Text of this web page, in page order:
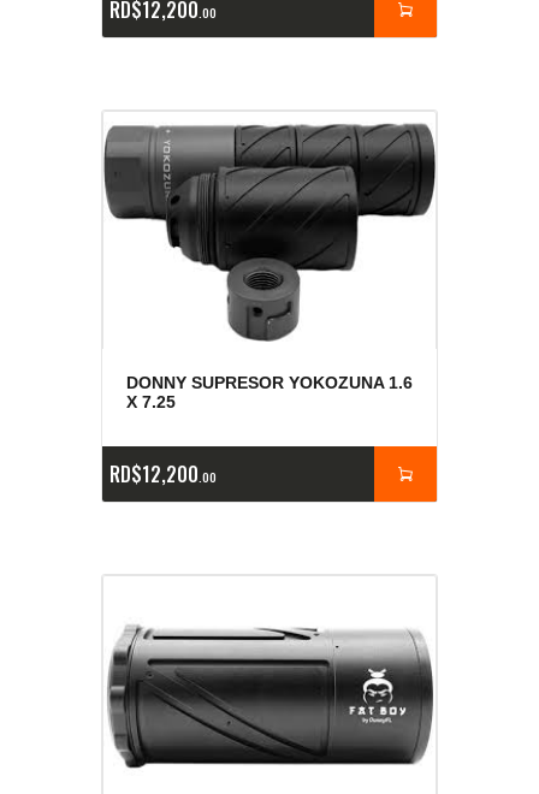
RD$12,200 00
DONNY SUPRESOR YOKOZUNA 1.6
X 7.25
RD$12,200 00